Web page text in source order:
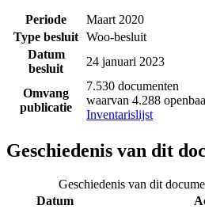
Periode
Maart 2020
Type besluit Woo-besluit
Datum
besluit
24 januari 2023
Omvang
publicatie
7.530 documenten
waarvan 4.288
Inventarislijst
Geschiedenis van dit
Geschiedenis van dit
Datum